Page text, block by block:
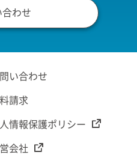
合わせ
い合わせ
請求
情報保護ポリシー
会社